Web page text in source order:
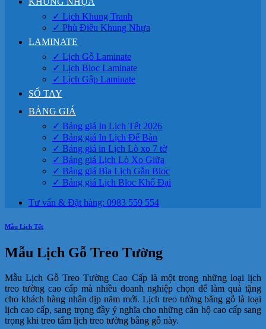
✓ Lịch Khung Tranh
✓ Phù Điêu Khung Nhựa
LAMINATE
✓ Lịch Gỗ Laminate
✓ Lịch Bloc Laminate
✓ Lịch Gập Laminate
SỔ TAY
BẢNG GIÁ
✓ Bảng giá In Lịch Tết 2026
✓ Bảng giá In Lịch Để Bàn
✓ Bảng giá in Lịch Lò xo 7 tờ
✓ Bảng giá Lịch Lò Xo Giữa
✓ Bảng giá Bìa Lịch Gắn Bloc
✓ Bảng giá Lịch Bloc Khổ Đại
Tư vấn & Đặt hàng: 0983 559 554
Mẫu Lịch Tết
Mẫu Lịch Gỗ Treo Tường
Mẫu Lịch Gỗ Treo Tường Cao Cấp là một trong những loại lịch
treo tường cao cấp mà nhiều doanh nghiệp chọn để làm quà tặng
cho khách hàng nhân dịp năm mới. Lịch treo tường bằng gỗ là loại
lịch cao cấp, sang trọng đầy ý nghĩa cho những căn hộ cao cấp sang
trọng khi treo tấm lịch treo tường bằng gỗ này.